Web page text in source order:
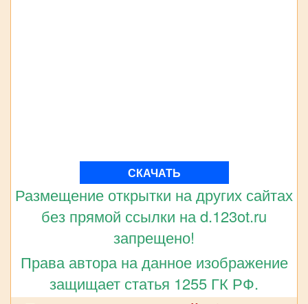
СКАЧАТЬ
Размещение открытки на других сайтах
без прямой ссылки на d.123ot.ru
запрещено!
Права автора на данное изображение
защищает статья 1255 ГК РФ.